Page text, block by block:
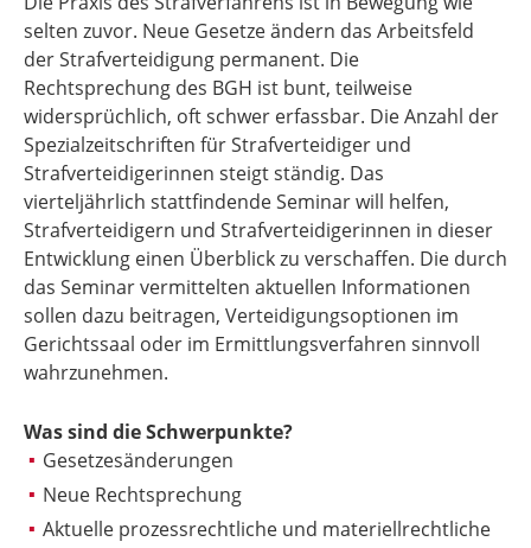
selten zuvor. Neue Gesetze ändern das Arbeitsfeld
der Strafverteidigung permanent. Die
Rechtsprechung des BGH ist bunt, teilweise
widersprüchlich, oft schwer erfassbar. Die Anzahl der
Spezialzeitschriften für Strafverteidiger und
Strafverteidigerinnen steigt ständig. Das
vierteljährlich stattfindende Seminar will helfen,
Strafverteidigern und Strafverteidigerinnen in dieser
Entwicklung einen Überblick zu verschaffen. Die durch
das Seminar vermittelten aktuellen Informationen
sollen dazu beitragen, Verteidigungsoptionen im
Gerichtssaal oder im Ermittlungsverfahren sinnvoll
wahrzunehmen.
Was sind die Schwerpunkte?
Gesetzesänderungen
Neue Rechtsprechung
Aktuelle prozessrechtliche und materiellrechtliche